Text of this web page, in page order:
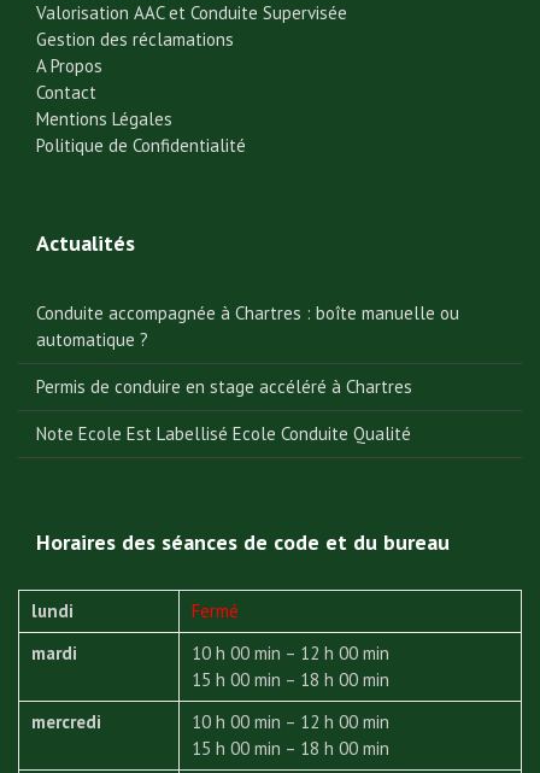
Valorisation AAC et Conduite Supervisée
Gestion des réclamations
A Propos
Contact
Mentions Légales
Politique de Confidentialité
Actualités
Conduite accompagnée à Chartres : boîte manuelle ou
automatique ?
Permis de conduire en stage accéléré à Chartres
Note Ecole Est Labellisé Ecole Conduite Qualité
Horaires des séances de code et du bureau
lundi
Fermé
mardi
10 h 00 min – 12 h 00 min
15 h 00 min – 18 h 00 min
mercredi
10 h 00 min – 12 h 00 min
15 h 00 min – 18 h 00 min